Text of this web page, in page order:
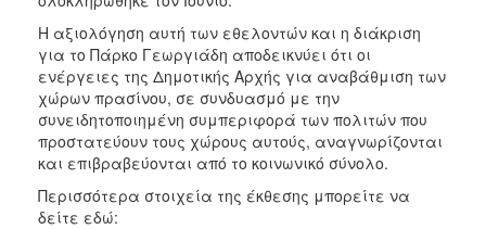
Η αξιολόγηση αυτή των εθελοντών και η διάκριση
για το Πάρκο Γεωργιάδη αποδεικνύει ότι οι
ενέργειες της Δημοτικής Αρχής για αναβάθμιση των
χώρων πρασίνου, σε συνδυασμό με την
συνειδητοποιημένη συμπεριφορά των πολιτών που
προστατεύουν τους χώρους αυτούς, αναγνωρίζονται
και επιβραβεύονται από το κοινωνικό σύνολο.
Περισσότερα στοιχεία της έκθεσης μπορείτε να
δείτε εδώ: